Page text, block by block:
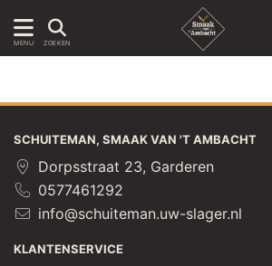
MENU ZOEKEN
SCHUITEMAN, SMAAK VAN 'T AMBACHT
Dorpsstraat 23, Garderen
0577461292
info@schuiteman.uw-slager.nl
KLANTENSERVICE